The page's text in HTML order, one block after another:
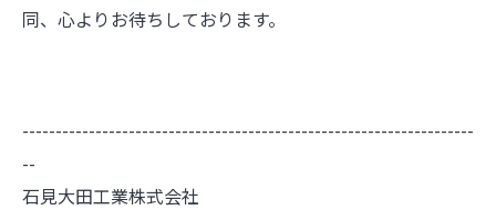
同、心よりお待ちしております。
--------------------------------------------------------------------
--
石見大田工業株式会社